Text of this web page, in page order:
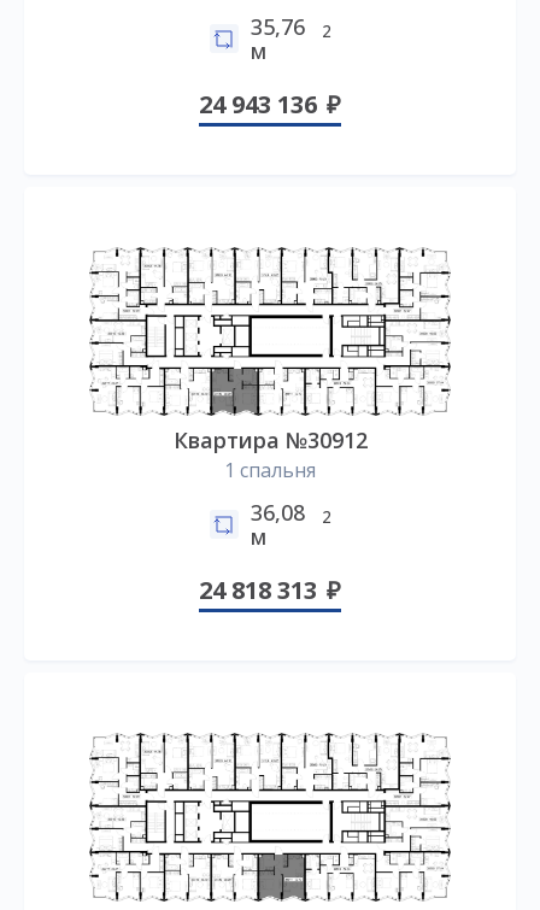
35,76
м
2
24 943 136
Квартира №30912
1 спальня
36,08
м
2
24 818 313